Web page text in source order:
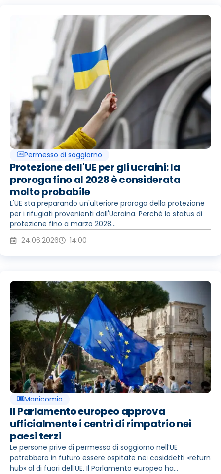
Permesso di soggiorno
Protezione dell'UE per gli ucraini: la
proroga fino al 2028 è considerata
molto probabile
L'UE sta preparando un'ulteriore proroga della protezione
per i rifugiati provenienti dall'Ucraina. Perché lo status di
protezione fino a marzo 2028...
24.06.2026
14:00
Manicomio
Il Parlamento europeo approva
ufficialmente i centri di rimpatrio nei
paesi terzi
Le persone prive di permesso di soggiorno nell’UE
potrebbero in futuro essere ospitate nei cosiddetti «return
hub» al di fuori dell’UE. Il Parlamento europeo ha...